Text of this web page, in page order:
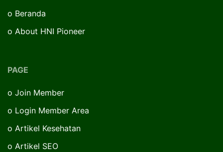
o Beranda
o About HNI Pioneer
PAGE
o Join Member
o Login Member Area
o Artikel Kesehatan
o Artikel SEO